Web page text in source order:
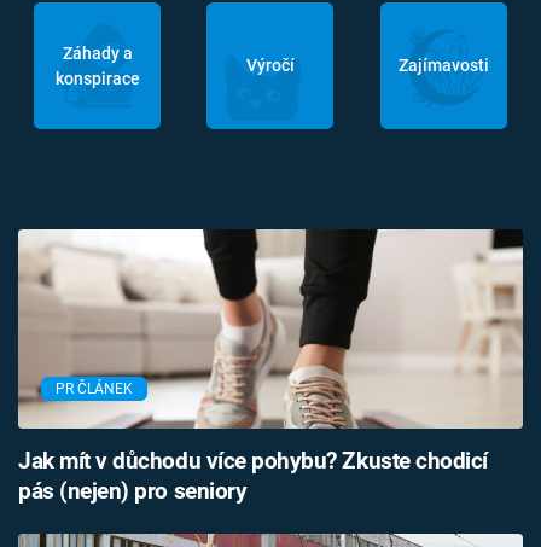
Záhady a
konspirace
Výročí Zajímavosti
PR ČLÁNEK
Jak mít v důchodu více pohybu? Zkuste chodicí
pás (nejen) pro seniory